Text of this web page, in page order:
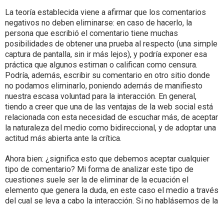
La teoría establecida viene a afirmar que los comentarios
negativos no deben eliminarse: en caso de hacerlo, la
persona que escribió el comentario tiene muchas
posibilidades de obtener una prueba al respecto (una simple
captura de pantalla, sin ir más lejos), y podría exponer esa
práctica que algunos estiman o califican como censura.
Podría, además, escribir su comentario en otro sitio donde
no podamos eliminarlo, poniendo además de manifiesto
nuestra escasa voluntad para la interacción. En general,
tiendo a creer que una de las ventajas de la web social está
relacionada con esta necesidad de escuchar más, de aceptar
la naturaleza del medio como bidireccional, y de adoptar una
actitud más abierta ante la crítica.
Ahora bien: ¿significa esto que debemos aceptar cualquier
tipo de comentario? Mi forma de analizar este tipo de
cuestiones suele ser la de eliminar de la ecuación el
elemento que genera la duda, en este caso el medio a través
del cual se leva a cabo la interacción. Si no hablásemos de la